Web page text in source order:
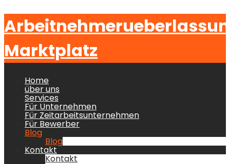
Marktplatz
Home
über uns
Services
Für Unternehmen
Für Zeitarbeitsunternehmen
Für Bewerber
Blog
Blog
Kontakt
Kontakt